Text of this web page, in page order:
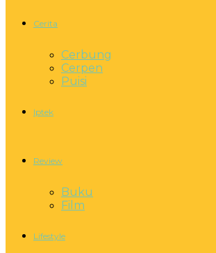
Cerita
Cerbung
Cerpen
Puisi
Iptek
Review
Buku
Film
Lifestyle